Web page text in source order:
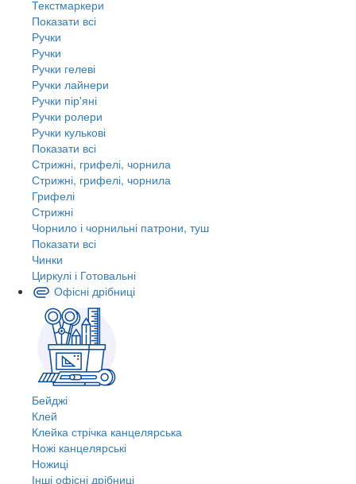
Текстмаркери
Показати всі
Ручки
Ручки
Ручки гелеві
Ручки лайнери
Ручки пір'яні
Ручки ролери
Ручки кулькові
Показати всі
Стрижні, грифелі, чорнила
Стрижні, грифелі, чорнила
Грифелі
Стрижні
Чорнило і чорнильні патрони, туш
Показати всі
Чинки
Циркулі і Готовальні
Офісні дрібниці
Бейджі
Клей
Клейка стрічка канцелярська
Ножі канцелярські
Ножиці
Інші офісні дрібниці